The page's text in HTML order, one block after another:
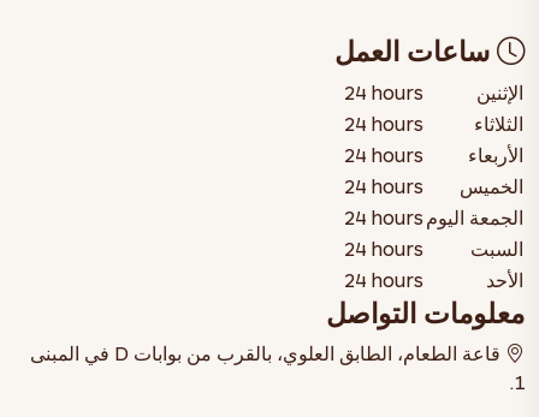
ساعات العمل
الإثنين
24 hours
الثلاثاء
24 hours
الأربعاء
24 hours
الخميس
24 hours
الجمعة اليوم 24 hours
السبت
24 hours
الأحد
24 hours
معلومات التواصل
قاعة الطعام، الطابق العلوي، بالقرب من بوابات D في المبنى
1.